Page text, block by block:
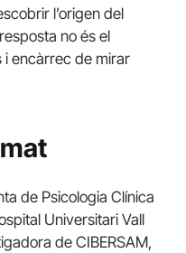
l’origen del
no és el
i encàrrec de mirar
de Psicologia Clínica
Universitari Vall
de CIBERSAM,